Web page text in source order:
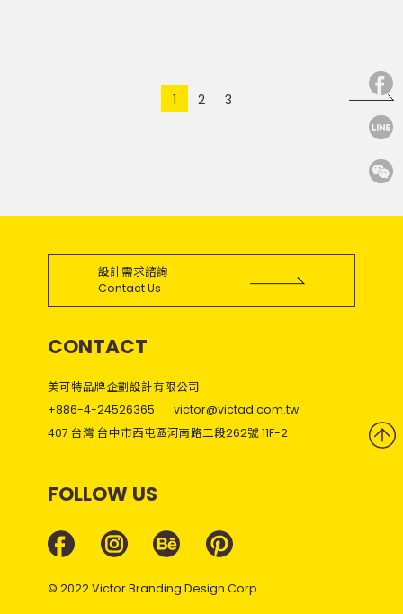
1 2 3
設計需求諮詢
Contact Us
CONTACT
美可特品牌企劃設計有限公司
+886-4-24526365
victor@victad.com.tw
407 台灣 台中市西屯區河南路二段262號 11F-2
FOLLOW US
© 2022 Victor Branding Design Corp.